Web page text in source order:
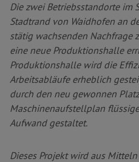
Die zwei Betriebsstandorte im
Stadtrand von Waidhofen an
stätig wachsenden Nachfrage
eine neue Produktionshalle
Produktionshalle wird die
Arbeitsabläufe erheblich
durch den neu gewonnen
Maschinenaufstellplan
Aufwand gestaltet.
Dieses Projekt wird aus